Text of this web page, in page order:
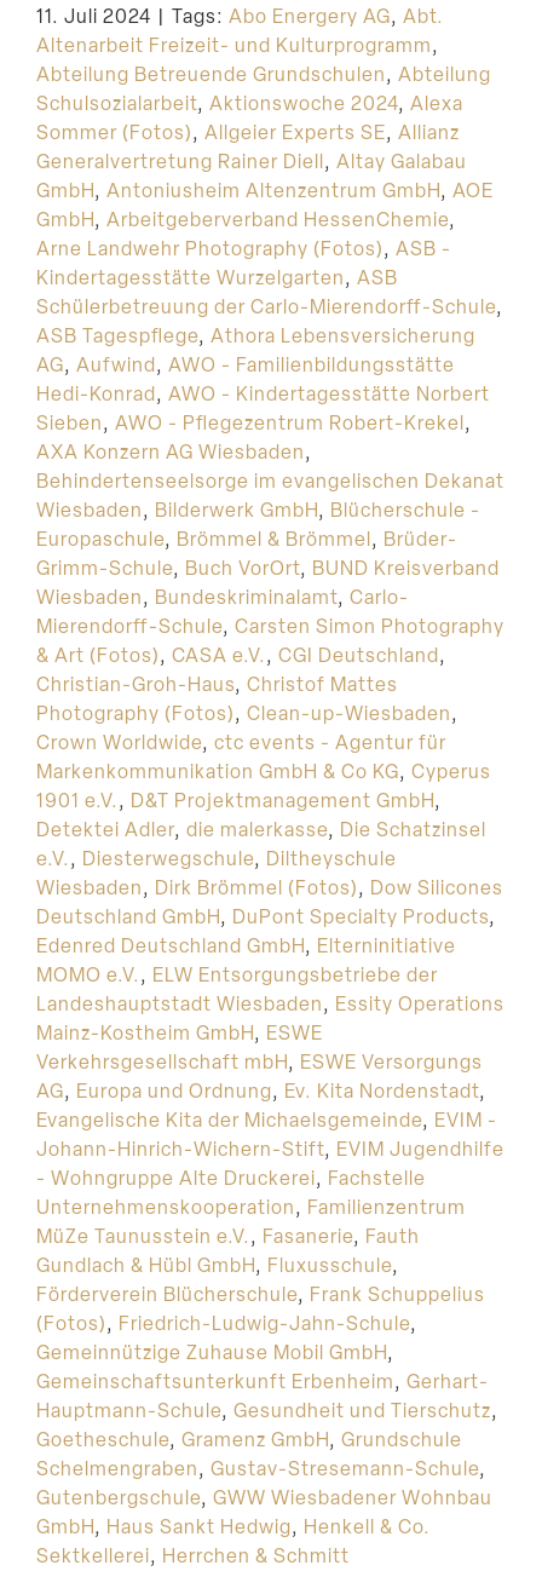
Suche
11. Juli 2024 | Tags: Abo Energery AG, Abt.
Altenarbeit Freizeit- und Kulturprogramm,
Abteilung Betreuende Grundschulen, Abteilung
Schulsozialarbeit, Aktionswoche 2024, Alexa
Sommer (Fotos), Allgeier Experts SE, Allianz
Generalvertretung Rainer Diell, Altay Galabau
GmbH, Antoniusheim Altenzentrum GmbH, AOE
GmbH, Arbeitgeberverband HessenChemie,
Arne Landwehr Photography (Fotos), ASB -
Kindertagesstätte Wurzelgarten, ASB
Schülerbetreuung der Carlo-Mierendorff-Schule,
ASB Tagespflege, Athora Lebensversicherung
AG, Aufwind, AWO - Familienbildungsstätte
Hedi-Konrad, AWO - Kindertagesstätte Norbert
Sieben, AWO - Pflegezentrum Robert-Krekel,
AXA Konzern AG Wiesbaden,
Behindertenseelsorge im evangelischen Dekanat
Wiesbaden, Bilderwerk GmbH, Blücherschule -
Europaschule, Brömmel & Brömmel, Brüder-
Grimm-Schule, Buch VorOrt, BUND Kreisverband
Wiesbaden, Bundeskriminalamt, Carlo-
Mierendorff-Schule, Carsten Simon Photography
& Art (Fotos), CASA e.V., CGI Deutschland,
Christian-Groh-Haus, Christof Mattes
Photography (Fotos), Clean-up-Wiesbaden,
Crown Worldwide, ctc events - Agentur für
Markenkommunikation GmbH & Co KG, Cyperus
1901 e.V., D&T Projektmanagement GmbH,
Detektei Adler, die malerkasse, Die Schatzinsel
e.V., Diesterwegschule, Diltheyschule
Wiesbaden, Dirk Brömmel (Fotos), Dow Silicones
Deutschland GmbH, DuPont Specialty Products,
Edenred Deutschland GmbH, Elterninitiative
MOMO e.V., ELW Entsorgungsbetriebe der
Landeshauptstadt Wiesbaden, Essity Operations
Mainz-Kostheim GmbH, ESWE
Verkehrsgesellschaft mbH, ESWE Versorgungs
AG, Europa und Ordnung, Ev. Kita Nordenstadt,
Evangelische Kita der Michaelsgemeinde, EVIM -
Johann-Hinrich-Wichern-Stift, EVIM Jugendhilfe
- Wohngruppe Alte Druckerei, Fachstelle
Unternehmenskooperation, Familienzentrum
MüZe Taunusstein e.V., Fasanerie, Fauth
Gundlach & Hübl GmbH, Fluxusschule,
Förderverein Blücherschule, Frank Schuppelius
(Fotos), Friedrich-Ludwig-Jahn-Schule,
Gemeinnützige Zuhause Mobil GmbH,
Gemeinschaftsunterkunft Erbenheim, Gerhart-
Hauptmann-Schule, Gesundheit und Tierschutz,
Goetheschule, Gramenz GmbH, Grundschule
Schelmengraben, Gustav-Stresemann-Schule,
Gutenbergschule, GWW Wiesbadener Wohnbau
GmbH, Haus Sankt Hedwig, Henkell & Co.
Sektkellerei, Herrchen & Schmitt